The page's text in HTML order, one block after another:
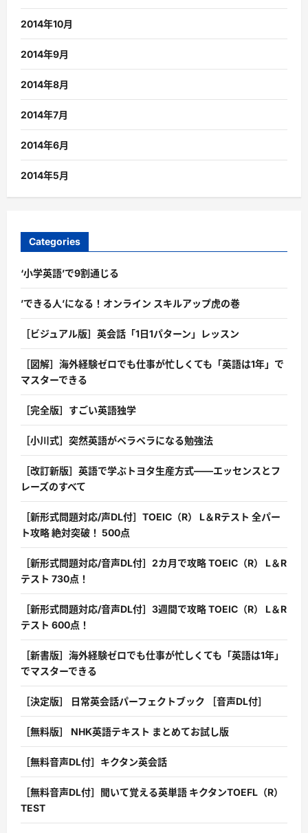
2014年10月
2014年9月
2014年8月
2014年7月
2014年6月
2014年5月
Categories
‘小学英語’で9割通じる
’できる人’になる！オンライン スキルアップ虎の巻
［ビジュアル版］英会話「1日1パターン」レッスン
［図解］海外経験ゼロでも仕事が忙しくても「英語は1年」で
マスターできる
［完全版］すごい英語独学
［小川式］突然英語がペラペラになる勉強法
［改訂新版］英語で学ぶトヨタ生産方式――エッセンスとフ
レーズのすべて
［新形式問題対応/声DL付］TOEIC（R） L＆Rテスト 全パー
ト攻略 絶対突破！ 500点
［新形式問題対応/音声DL付］2カ月で攻略 TOEIC（R） L＆R
テスト 730点！
［新形式問題対応/音声DL付］3週間で攻略 TOEIC（R） L＆R
テスト 600点！
［新書版］海外経験ゼロでも仕事が忙しくても「英語は1年」
でマスターできる
［決定版］ 日常英会話パーフェクトブック ［音声DL付］
［無料版］ NHK英語テキスト まとめてお試し版
［無料音声DL付］キクタン英会話
［無料音声DL付］聞いて覚える英単語 キクタンTOEFL（R）
TEST